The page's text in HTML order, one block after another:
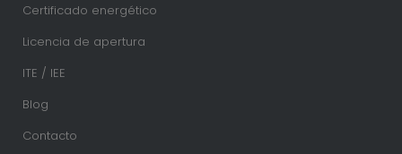
Certificado energético
Licencia de apertura
ITE / IEE
Blog
Contacto